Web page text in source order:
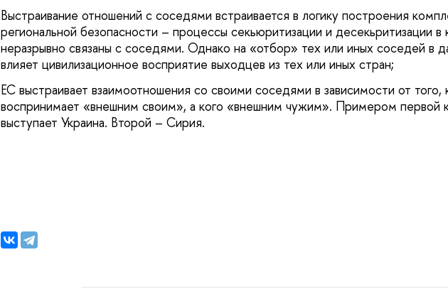
Выстраивание отношений с соседями встраивается в логику построения
региональной безопасности – процессы секьюритизации и десекьритизации в
неразрывно связаны с соседями. Однако на «отбор» тех или иных соседей в
влияет цивилизационное восприятие выходцев из тех или иных стран;
ЕС выстраивает взаимоотношения со своими соседями в зависимости от того,
воспринимает «внешним своим», а кого «внешним чужим». Примером первой
выступает Украина. Второй – Сирия.